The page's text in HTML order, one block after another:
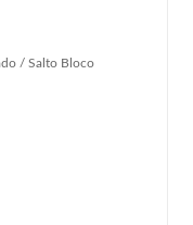
/ Salto Bloco